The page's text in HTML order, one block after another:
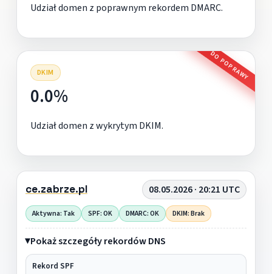
Udział domen z poprawnym rekordem DMARC.
DKIM DO POPRAWY
0.0%
Udział domen z wykrytym DKIM.
ce.zabrze.pl 08.05.2026 · 20:21 UTC
Aktywna: Tak SPF: OK DMARC: OK DKIM: Brak
Pokaż szczegóły rekordów DNS
Rekord SPF